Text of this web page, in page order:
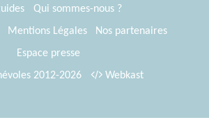
Qui sommes-nous ?
Mentions Légales
Nos partenaires
Espace presse
2012-2026
Webkast